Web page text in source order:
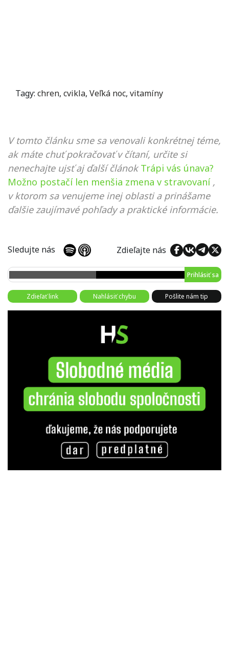
Tagy: chren, cvikla, Veľká noc, vitamíny
V tomto článku sme sa venovali konkrétnej téme,
ak máte chuť pokračovať v čítaní, určite si
nenechajte ujsť aj ďalší článok Trápi vás únava?
Možno postačí len menšia zmena v stravovaní ,
v ktorom sa venujeme inej oblasti a prinášame
ďalšie zaujímavé pohľady a praktické informácie.
Sledujte nás Zdieľajte nás
Prihlásiť sa
Zdieľať link Nahlásiť chybu Pošlite nám tip